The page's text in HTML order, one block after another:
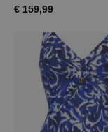
€ 159,99